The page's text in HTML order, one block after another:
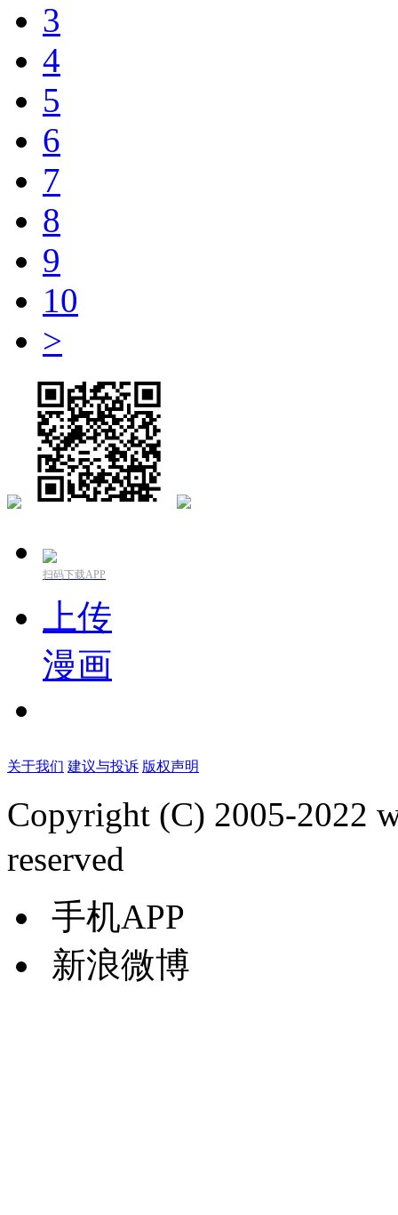
3
4
5
6
7
8
9
10
>
扫码下载APP
上传
漫画
关于我们 建议与投诉 版权声明
Copyright (C) 2005-2022
reserved
手机APP
新浪微博